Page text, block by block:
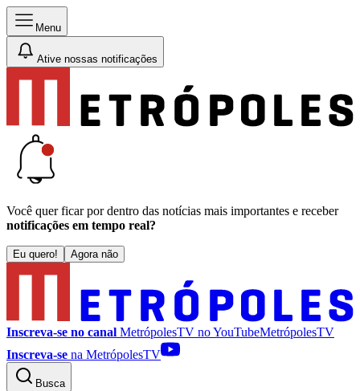
Menu
Ative nossas notificações
Você quer ficar por dentro das notícias mais importantes e receber
notificações em tempo real?
Eu quero! Agora não
Inscreva-se no canal MetrópolesTV noYouTubeMetrópolesTV
Inscreva-se na MetrópolesTV
Busca